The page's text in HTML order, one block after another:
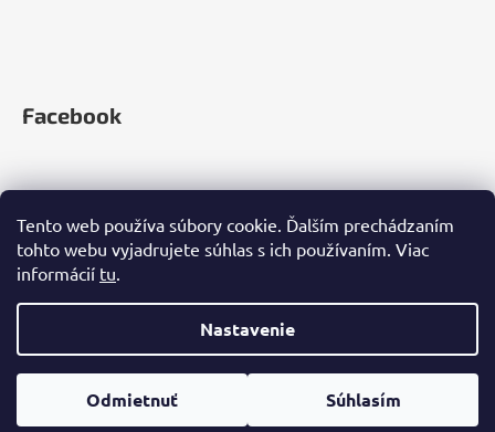
Tento web používa súbory cookie. Ďalším prechádzaním
tohto webu vyjadrujete súhlas s ich používaním. Viac
informácií tu.
Nastavenie
Odmietnuť Súhlasím
Facebook
Vytvoril Shoptet
Copyright 2026Zelená Země. Všetky práva vyhradené.
Upraviť nastavenie cookies